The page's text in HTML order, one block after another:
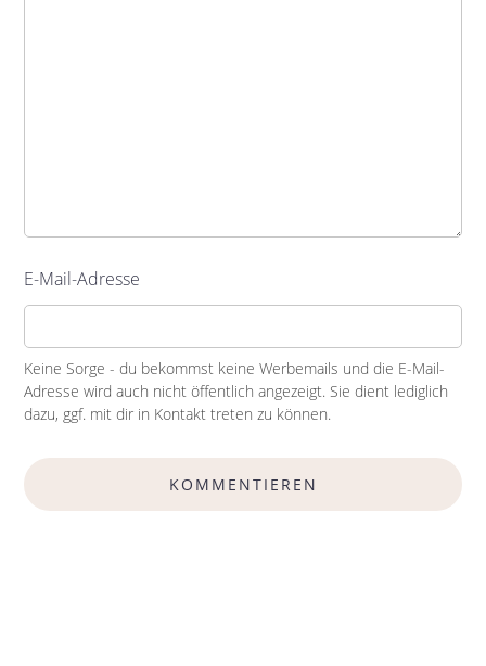
E-Mail-Adresse
Keine Sorge - du bekommst keine Werbemails und die E-Mail-
Adresse wird auch nicht öffentlich angezeigt. Sie dient lediglich
dazu, ggf. mit dir in Kontakt treten zu können.
KOMMENTIEREN